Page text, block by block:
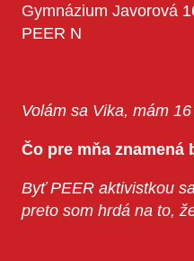
Gymnázium Javorová
PEER N
Volám sa Vika, mám
Čo pre mňa
Byť PEER aktivistkou
preto som hrdá na to,